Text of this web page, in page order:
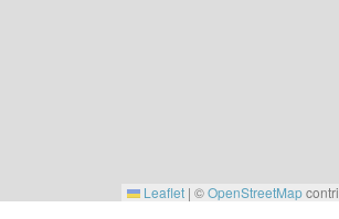
Leaflet | ©OpenStreetMap